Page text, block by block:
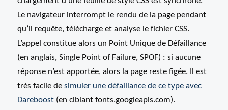
Le navigateur interrompt le rendu de la page pendant
qu’il requête, télécharge et analyse le fichier CSS.
L’appel constitue alors un Point Unique de Défaillance
(en anglais, Single Point of Failure, SPOF) : si aucune
réponse n’est apportée, alors la page reste figée. Il est
très facile de simuler une défaillance de ce type avec
Dareboost(en ciblant fonts.googleapis.com).